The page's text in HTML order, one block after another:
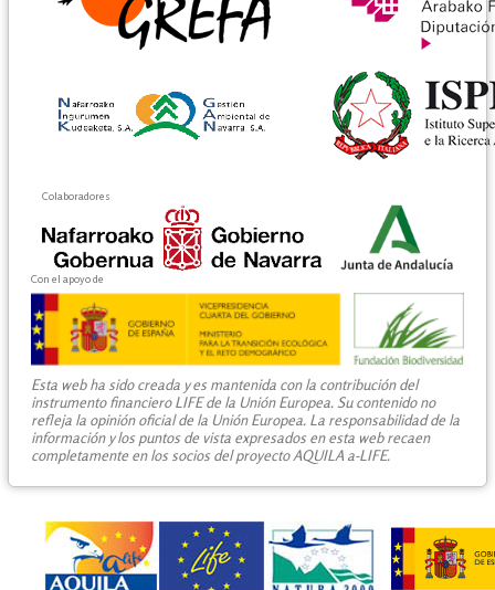
Colaboradores
Con el apoyo de
Esta web ha sido creada y es mantenida con la contribución del
instrumento financiero LIFE de la Unión Europea. Su contenido no
refleja la opinión oficial de la Unión Europea. La responsabilidad de la
información y los puntos de vista expresados en esta web recaen
completamente en los socios del proyecto AQUILA a-LIFE.